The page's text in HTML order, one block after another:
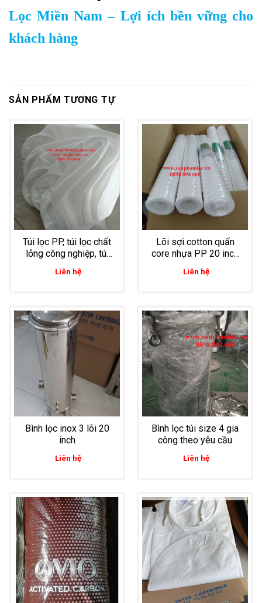
Lọc Miền Nam – Lợi ích bền vững cho
khách hàng
SẢN PHẨM TƯƠNG TỰ
Túi lọc PP, túi lọc chất
lỏng công nghiệp, túi
lọc kháng hóa chất
Liên hệ
Lõi sợi cotton quấn
core nhựa PP 20 inch
5 micron lọc hóa chất
công nghiệp
Liên hệ
Bình lọc inox 3 lõi 20
inch
Liên hệ
Bình lọc túi size 4 gia
công theo yêu cầu
Liên hệ